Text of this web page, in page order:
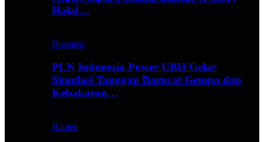
Halal…
Business
PLN Indonesia Power UBH Gelar
Simulasi Tanggap Darurat Gempa dan
Kebakaran…
Banten